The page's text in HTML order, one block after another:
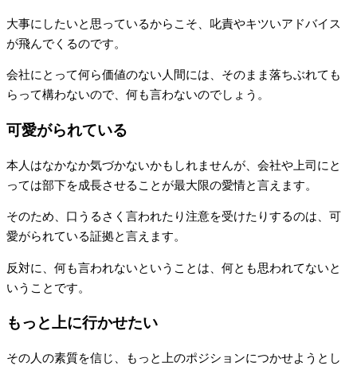
大事にしたいと思っているからこそ、叱責やキツいアドバイス
が飛んでくるのです。
会社にとって何ら価値のない人間には、そのまま落ちぶれても
らって構わないので、何も言わないのでしょう。
可愛がられている
本人はなかなか気づかないかもしれませんが、会社や上司にと
っては部下を成長させることが最大限の愛情と言えます。
そのため、口うるさく言われたり注意を受けたりするのは、可
愛がられている証拠と言えます。
反対に、何も言われないということは、何とも思われてないと
いうことです。
もっと上に行かせたい
その人の素質を信じ、もっと上のポジションにつかせようとし